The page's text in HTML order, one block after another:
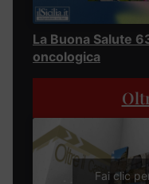
La Buona Salute
oncologica
Fai clic